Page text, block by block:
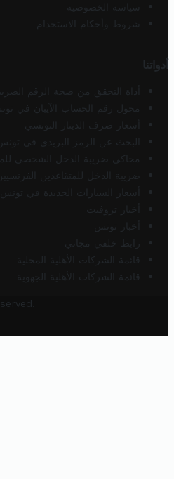
سياسة الخصوصية
شروط وأحكام الاستخدام
أدواتنا
أداة التحقق من صحة الرقم
محول رقم الحساب الآيبان في
أسعار صرف الدينار التونسي
البحث عن الرمز البريدي في تونس
محاكي ضريبة الدخل الشخصي
ضريبة الدخل للمتقاعدين
أسعار السيارات الجديدة في تونس
أخبار تروفيت
أخبار تونس
رابط خلفي مجاني
قائمة الشركات الأهلية المحلية
قائمة الشركات الأهلية الجهوية